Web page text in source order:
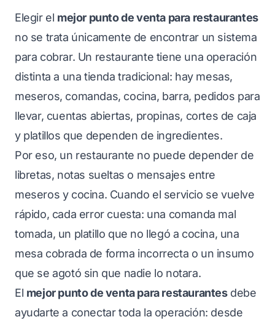
Elegir el mejor punto de venta para restaurantes
no se trata únicamente de encontrar un sistema
para cobrar. Un restaurante tiene una operación
distinta a una tienda tradicional: hay mesas,
meseros, comandas, cocina, barra, pedidos para
llevar, cuentas abiertas, propinas, cortes de caja
y platillos que dependen de ingredientes.
Por eso, un restaurante no puede depender de
libretas, notas sueltas o mensajes entre
meseros y cocina. Cuando el servicio se vuelve
rápido, cada error cuesta: una comanda mal
tomada, un platillo que no llegó a cocina, una
mesa cobrada de forma incorrecta o un insumo
que se agotó sin que nadie lo notara.
El mejor punto de venta para restaurantesdebe
ayudarte a conectar toda la operación: desde